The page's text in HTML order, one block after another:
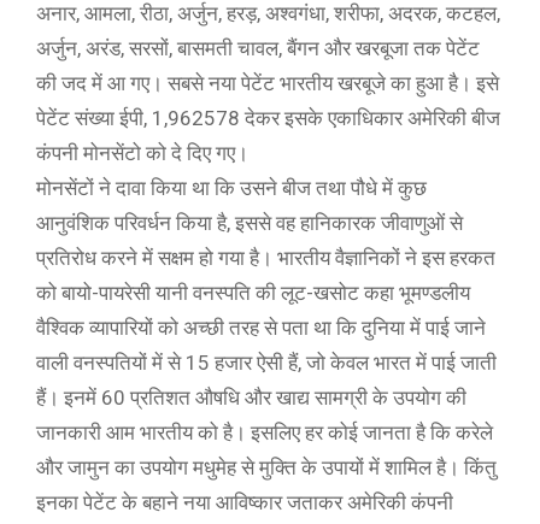
अनार, आमला, रीठा, अर्जुन, हरड़, अश्वगंधा, शरीफा, अदरक, कटहल,
अर्जुन, अरंड, सरसों, बासमती चावल, बैंगन और खरबूजा तक पेटेंट
की जद में आ गए। सबसे नया पेटेंट भारतीय खरबूजे का हुआ है। इसे
पेटेंट संख्या ईपी, 1,962578 देकर इसके एकाधिकार अमेरिकी बीज
कंपनी मोनसेंटो को दे दिए गए।
मोनसेंटों ने दावा किया था कि उसने बीज तथा पौधे में कुछ
आनुवंशिक परिवर्धन किया है, इससे वह हानिकारक जीवाणुओं से
प्रतिरोध करने में सक्षम हो गया है। भारतीय वैज्ञानिकों ने इस हरकत
को बायो-पायरेसी यानी वनस्पति की लूट-खसोट कहा भूमण्डलीय
वैश्विक व्यापारियों को अच्छी तरह से पता था कि दुनिया में पाई जाने
वाली वनस्पतियों में से 15 हजार ऐसी हैं, जो केवल भारत में पाई जाती
हैं। इनमें 60 प्रतिशत औषधि और खाद्य सामग्री के उपयोग की
जानकारी आम भारतीय को है। इसलिए हर कोई जानता है कि करेले
और जामुन का उपयोग मधुमेह से मुक्ति के उपायों में शामिल है। किंतु
इनका पेटेंट के बहाने नया आविष्कार जताकर अमेरिकी कंपनी